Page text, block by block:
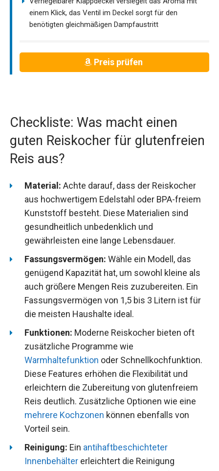
einem Klick, das Ventil im Deckel sorgt für den
benötigten gleichmäßigen Dampfaustritt
Preis prüfen
Checkliste: Was macht einen
guten Reiskocher für glutenfreien
Reis aus?
Material: Achte darauf, dass der Reiskocher
aus hochwertigem Edelstahl oder BPA-freiem
Kunststoff besteht. Diese Materialien sind
gesundheitlich unbedenklich und
gewährleisten eine lange Lebensdauer.
Fassungsvermögen: Wähle ein Modell, das
genügend Kapazität hat, um sowohl kleine als
auch größere Mengen Reis zuzubereiten. Ein
Fassungsvermögen von 1,5 bis 3 Litern ist für
die meisten Haushalte ideal.
Funktionen: Moderne Reiskocher bieten oft
zusätzliche Programme wie
Warmhaltefunktion oder Schnellkochfunktion.
Diese Features erhöhen die Flexibilität und
erleichtern die Zubereitung von glutenfreiem
Reis deutlich. Zusätzliche Optionen wie eine
mehrere Kochzonen können ebenfalls von
Vorteil sein.
Reinigung: Ein antihaftbeschichteter
Innenbehälter erleichtert die Reinigung